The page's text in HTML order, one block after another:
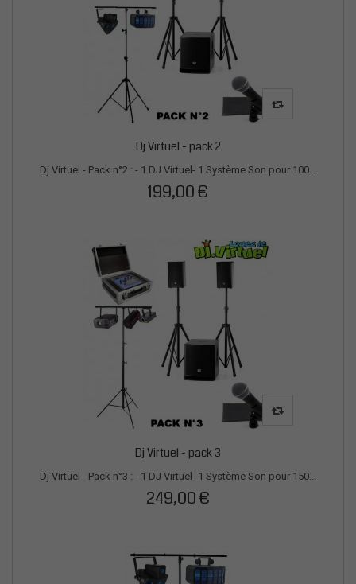
Dj Virtuel - pack 2
Dj Virtuel - Pack n°2 : - 1 DJ Virtuel- 1 Système Son pour 100...
199,00 €
Dj Virtuel - pack 3
Dj Virtuel - Pack n°3 : - 1 DJ Virtuel- 1 Système Son pour 150...
249,00 €